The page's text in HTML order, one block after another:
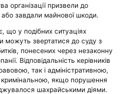
організації призвели до
або завдали майнової шкоди.
що у подібних ситуаціях
можуть звертатися до суду з
понесених через незаконну
Відповідальність керівників
так і адміністративною,
якщо порушення
шахрайськими діями.